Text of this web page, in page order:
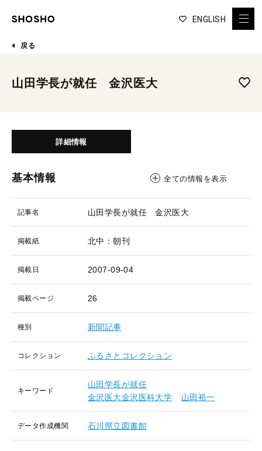
ENGLISH
戻る
山田学長が就任 金沢医大
詳細情報
基本情報 全ての情報を表示
記事名 山田学長が就任 金沢医大
掲載紙 北中：朝刊
掲載日 2007-09-04
掲載ページ 26
種別 新聞記事
コレクション ふるさとコレクション
キーワード
山田学長が就任
金沢医大金沢医科大学
山田裕一
データ作成機関 石川県立図書館